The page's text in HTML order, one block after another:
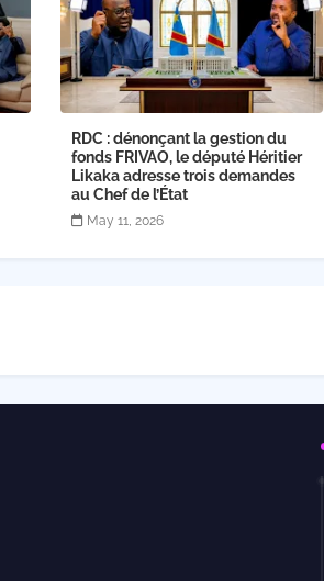
RDC : dénonçant la gestion du
fonds FRIVAO, le député Héritier
Likaka adresse trois demandes
au Chef de l’État
May 11, 2026